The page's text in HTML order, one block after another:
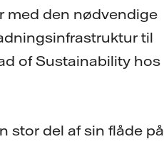
med den nødvendige
til
of Sustainability hos
stor del af sin flåde på